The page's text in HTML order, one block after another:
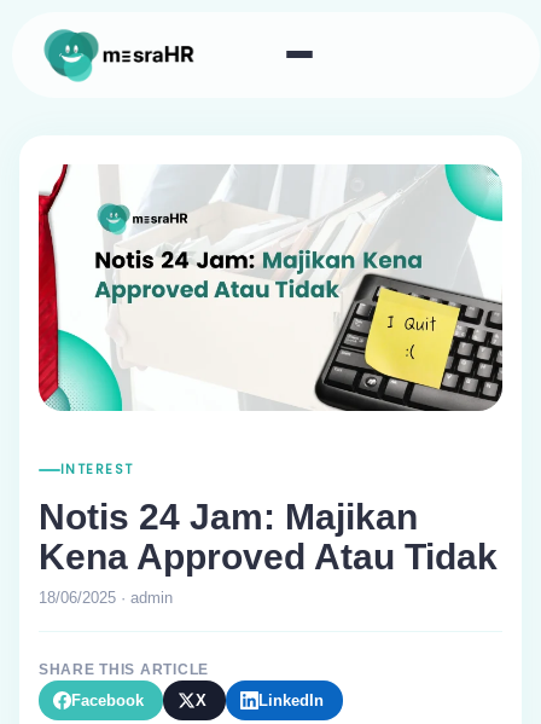
INTEREST
Notis 24 Jam: Majikan
Kena Approved Atau Tidak
18/06/2025 · admin
SHARE THIS ARTICLE
Facebook X LinkedIn